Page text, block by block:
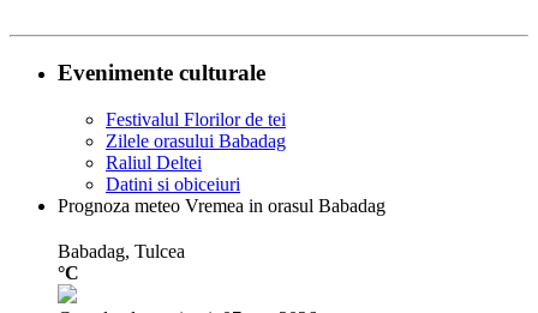
Evenimente culturale
Festivalul Florilor de tei
Zilele orasului Babadag
Raliul Deltei
Datini si obiceiuri
Prognoza meteo Vremea in orasul Babadag
Babadag, Tulcea
°C